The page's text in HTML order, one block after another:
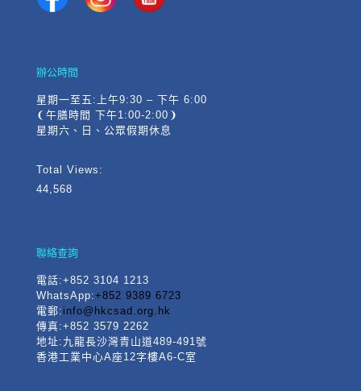
辦公時間
星期一至五:上午9:30 – 下午 6:00
❨午膳時間 下午1:00-2:00❩
星期六、日、公眾假期休息
Total Views:
44,568
聯絡查詢
電話:+852 3104 1213
WhatsApp:+852 9389 6723
電郵: info@hkcsad.org.hk
傳真:+852 3579 2262
地址:九龍長沙灣青山道489-491號
香港工業中心A座12字樓A6-C室